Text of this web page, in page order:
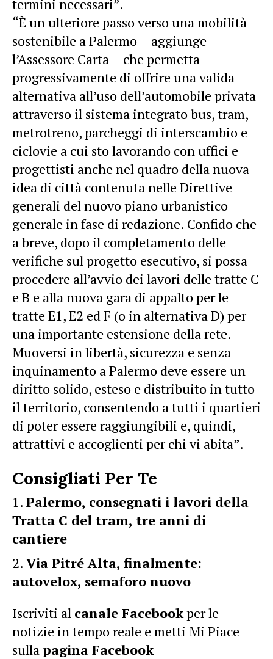
termini necessari”.
“È un ulteriore passo verso una mobilità
sostenibile a Palermo – aggiunge
l’Assessore Carta – che permetta
progressivamente di offrire una valida
alternativa all’uso dell’automobile privata
attraverso il sistema integrato bus, tram,
metrotreno, parcheggi di interscambio e
ciclovie a cui sto lavorando con uffici e
progettisti anche nel quadro della nuova
idea di città contenuta nelle Direttive
generali del nuovo piano urbanistico
generale in fase di redazione. Confido che
a breve, dopo il completamento delle
verifiche sul progetto esecutivo, si possa
procedere all’avvio dei lavori delle tratte C
e B e alla nuova gara di appalto per le
tratte E1, E2 ed F (o in alternativa D) per
una importante estensione della rete.
Muoversi in libertà, sicurezza e senza
inquinamento a Palermo deve essere un
diritto solido, esteso e distribuito in tutto
il territorio, consentendo a tutti i quartieri
di poter essere raggiungibili e, quindi,
attrattivi e accoglienti per chi vi abita”.
Consigliati Per Te
Palermo, consegnati i lavori della
Tratta C del tram, tre anni di
cantiere
Via Pitré Alta, finalmente:
autovelox, semaforo nuovo
Iscriviti al canale Facebookper le
notizie in tempo reale e metti Mi Piace
sullapagina Facebook